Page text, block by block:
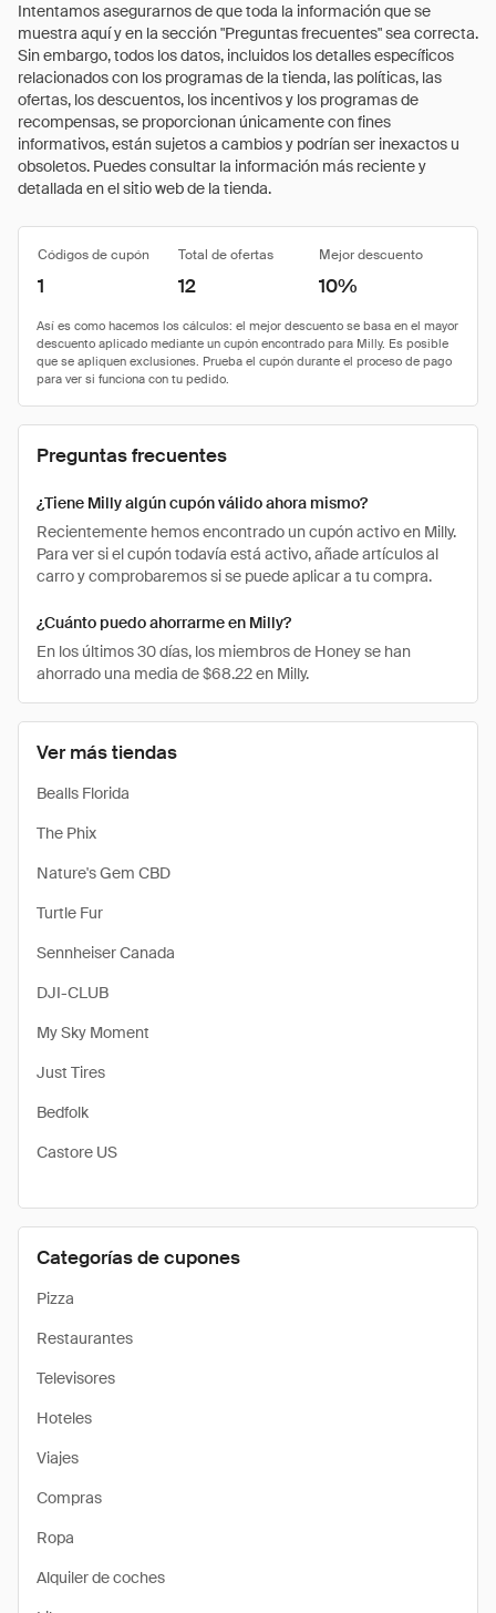
Intentamos asegurarnos de que toda la información que se
muestra aquí y en la sección "Preguntas frecuentes" sea correcta.
Sin embargo, todos los datos, incluidos los detalles específicos
relacionados con los programas de la tienda, las políticas, las
ofertas, los descuentos, los incentivos y los programas de
recompensas, se proporcionan únicamente con fines
informativos, están sujetos a cambios y podrían ser inexactos u
obsoletos. Puedes consultar la información más reciente y
detallada en el sitio web de la tienda.
Ver más tiendas
Bealls Florida
The Phix
Nature's Gem CBD
Turtle Fur
Sennheiser Canada
DJI-CLUB
My Sky Moment
Just Tires
Bedfolk
Castore US
Categorías de cupones
Pizza
Restaurantes
Televisores
Hoteles
Viajes
Compras
Ropa
Alquiler de coches
Códigos de cupón Total de ofertas Mejor descuento
1 12 10%
Preguntas frecuentes
¿Tiene Milly algún cupón válido ahora mismo?
Recientemente hemos encontrado un cupón activo en Milly.
Para ver si el cupón todavía está activo, añade artículos al
carro y comprobaremos si se puede aplicar a tu compra.
¿Cuánto puedo ahorrarme en Milly?
En los últimos 30 días, los miembros de Honey se han
ahorrado una media de $68.22 en Milly.